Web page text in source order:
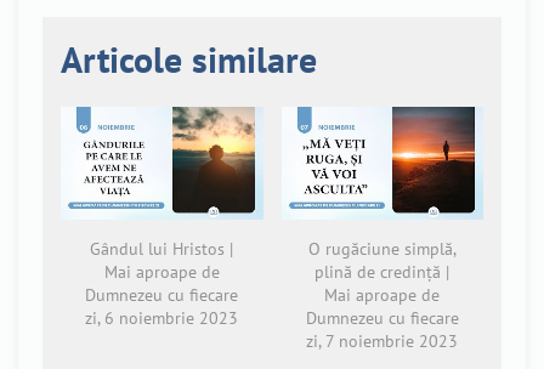
Articole similare
Gândul lui Hristos |
Mai aproape de
Dumnezeu cu fiecare
zi, 6 noiembrie 2023
O rugăciune simplă,
plină de credință |
Mai aproape de
Dumnezeu cu fiecare
zi, 7 noiembrie 2023